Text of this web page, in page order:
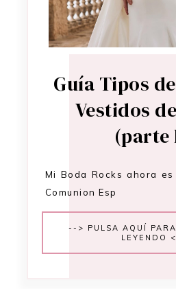
Guía Tipos
Vestidos
(parte
Mi Boda Rocks ahora
Comunion Esp
--> PULSA AQUÍ
LEYENDO